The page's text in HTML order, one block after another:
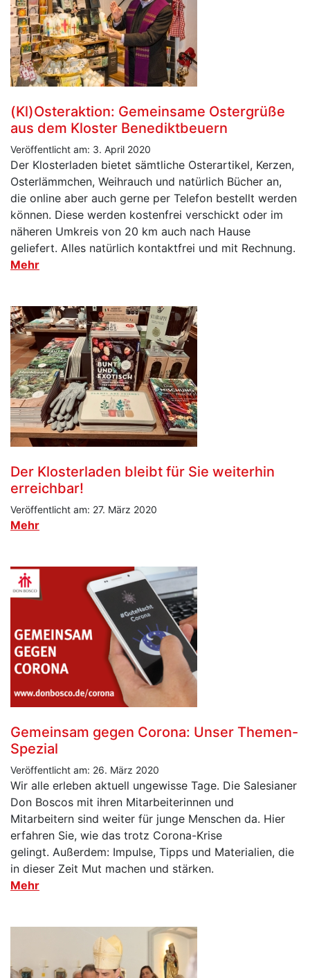
(Kl)Osteraktion: Gemeinsame Ostergrüße
aus dem Kloster Benediktbeuern
Veröffentlicht am: 3. April 2020
Der Klosterladen bietet sämtliche Osterartikel, Kerzen,
Osterlämmchen, Weihrauch und natürlich Bücher an,
die online aber auch gerne per Telefon bestellt werden
können. Diese werden kostenfrei verschickt oder im
näheren Umkreis von 20 km auch nach Hause
geliefert. Alles natürlich kontaktfrei und mit Rechnung.
Mehr
Der Klosterladen bleibt für Sie weiterhin
erreichbar!
Veröffentlicht am: 27. März 2020
Mehr
Gemeinsam gegen Corona: Unser Themen-
Spezial
Veröffentlicht am: 26. März 2020
Wir alle erleben aktuell ungewisse Tage. Die Salesianer
Don Boscos mit ihren Mitarbeiterinnen und
Mitarbeitern sind weiter für junge Menschen da. Hier
erfahren Sie, wie das trotz Corona-Krise
gelingt. Außerdem: Impulse, Tipps und Materialien, die
in dieser Zeit Mut machen und stärken.
Mehr